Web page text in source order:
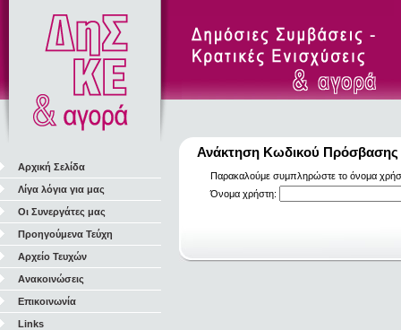
Αρχική Σελίδα
Λίγα λόγια για μας
Οι Συνεργάτες μας
Προηγούμενα Τεύχη
Αρχείο Τευχών
Ανακοινώσεις
Επικοινωνία
Links
Ανάκτηση Κωδικού Πρόσβασης
Παρακαλούμε συμπληρώστε το όνομα
Όνομα χρήστη: